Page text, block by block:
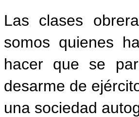
Las clases
somos quienes
hacer que se
desarme de
una sociedad